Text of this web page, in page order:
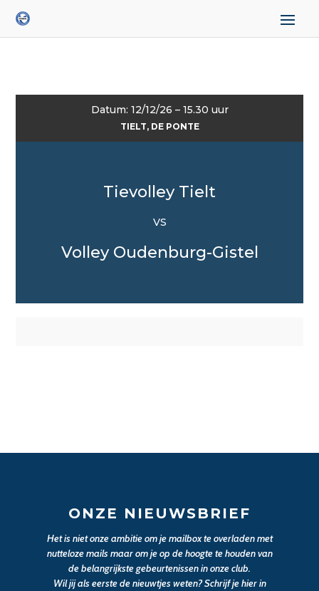
Datum: 12/12/26 – 15.30 uur
TIELT, DE PONTE
Tievolley Tielt
VS
Volley Oudenburg-Gistel
ONZE NIEUWSBRIEF
Het is niet onze ambitie om je mailbox te overladen met
nutteloze mails maar om je op de hoogte te houden van
de belangrijkste gebeurtenissen in onze club.
Wil jij als eerste de nieuwtjes weten? Schrijf je hier in